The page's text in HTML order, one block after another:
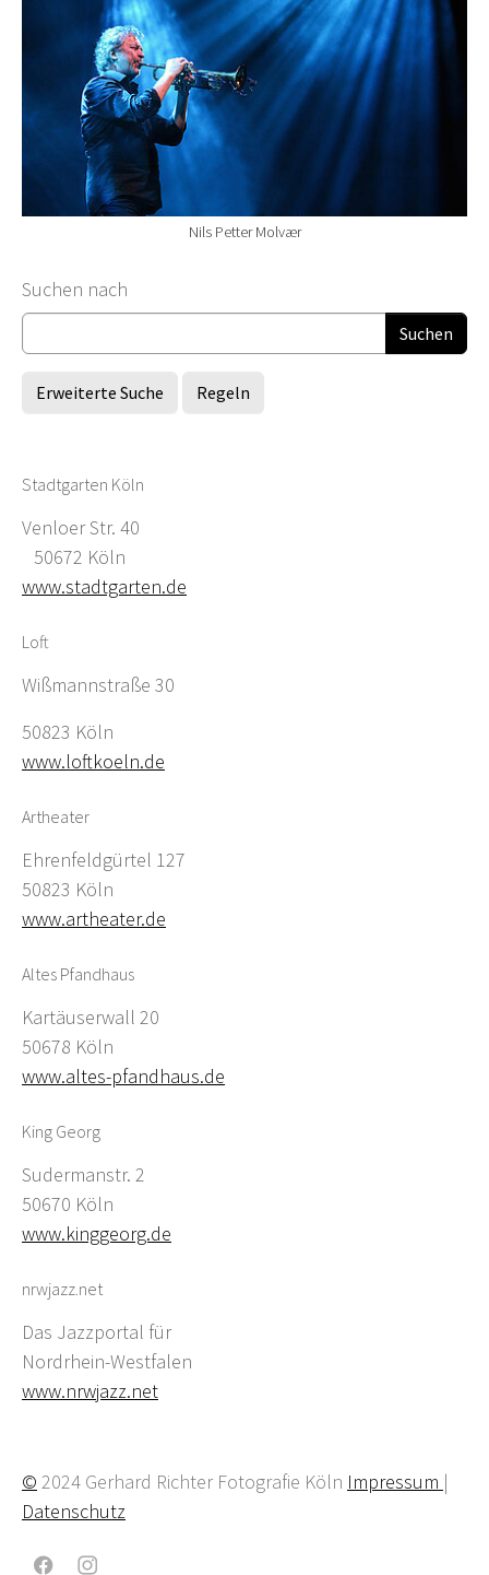
Nils Petter Molvær
Suchformular
Suchen nach
Erweiterte Suche Regeln
Stadtgarten Köln
Venloer Str. 40
50672 Köln
www.stadtgarten.de
Loft
Wißmannstraße 30
50823 Köln
www.loftkoeln.de
Artheater
Ehrenfeldgürtel 127
50823 Köln
www.artheater.de
Altes Pfandhaus
Kartäuserwall 20
50678 Köln
www.altes-pfandhaus.de
King Georg
Sudermanstr. 2
50670 Köln
www.kinggeorg.de
nrwjazz.net
Das Jazzportal für
Nordrhein-Westfalen
www.nrwjazz.net
© 2024 Gerhard Richter Fotografie Köln Impressum |
Datenschutz